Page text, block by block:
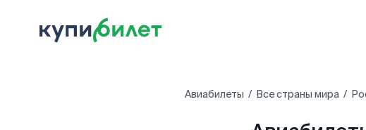
Авиабилеты Все страны мира